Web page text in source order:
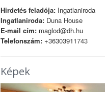
Hirdetés feladója:Ingatlaniroda
Ingatlaniroda:Duna House
E-mail cím:maglod@dh.hu
Telefonszám:+36303911743
Képek